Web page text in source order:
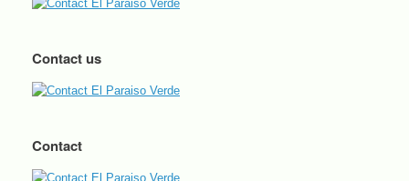
Contact us
Contact